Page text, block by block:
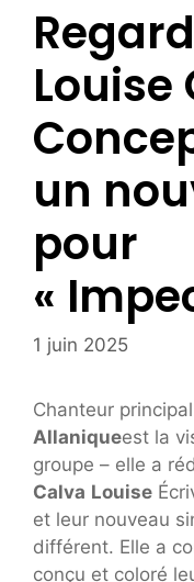
Louise
un
pour
«
1 juin 2025
Chanteur
Allaniqueest la
groupe – elle a
Calva Louise
et leur nouveau
différent. Elle a
conçu et coloré